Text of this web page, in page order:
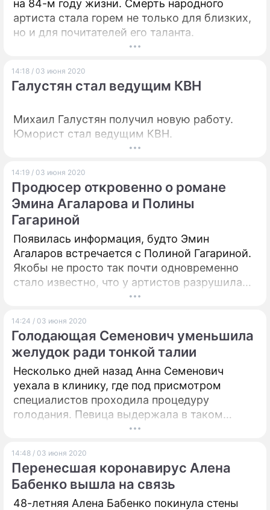
на 84-м году жизни. Смерть народного
артиста стала горем не только для близких,
но и для почитателей его таланта.
14:18 / 03 июня 2020
Галустян стал ведущим КВН
Михаил Галустян получил новую работу.
Юморист стал ведущим КВН.
14:19 / 03 июня 2020
Продюсер откровенно о романе
Эмина Агаларова и Полины
Гагариной
Появилась информация, будто Эмин
Агаларов встречается с Полиной Гагариной.
Якобы не просто так почти одновременно
стало известно, что у артистов разрушилась
14:24 / 03 июня 2020
Голодающая Семенович уменьшила
желудок ради тонкой талии
Несколько дней назад Анна Семенович
уехала в клинику, где под присмотром
специалистов проходила процедуру
голодания. Певица выдержала в таком
14:48 / 03 июня 2020
Перенесшая коронавирус Алена
Бабенко вышла на связь
48-летняя Алена Бабенко покинула стены